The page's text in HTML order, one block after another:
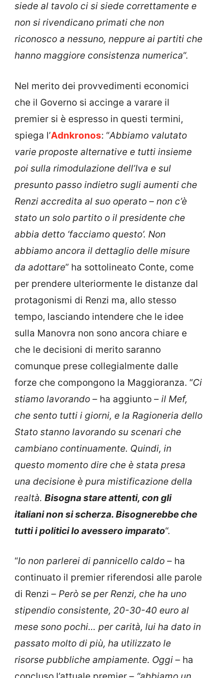
siede al tavolo ci si siede correttamente e
non si rivendicano primati che non
riconosco a nessuno, neppure ai partiti che
hanno maggiore consistenza numerica“.
Nel merito dei provvedimenti economici
che il Governo si accinge a varare il
premier si è espresso in questi termini,
spiega l’Adnkronos: “Abbiamo valutato
varie proposte alternative e tutti insieme
poi sulla rimodulazione dell’Iva e sul
presunto passo indietro sugli aumenti che
Renzi accredita al suo operato – non c’è
stato un solo partito o il presidente che
abbia detto ‘facciamo questo’. Non
abbiamo ancora il dettaglio delle misure
da adottare” ha sottolineato Conte, come
per prendere ulteriormente le distanze dal
protagonismi di Renzi ma, allo stesso
tempo, lasciando intendere che le idee
sulla Manovra non sono ancora chiare e
che le decisioni di merito saranno
comunque prese collegialmente dalle
forze che compongono la Maggioranza. “Ci
stiamo lavorando – ha aggiunto – il Mef,
che sento tutti i giorni, e la Ragioneria dello
Stato stanno lavorando su scenari che
cambiano continuamente. Quindi, in
questo momento dire che è stata presa
una decisione è pura mistificazione della
realtà. Bisogna stare attenti, con gli
italiani non si scherza. Bisognerebbe che
tutti i politici lo avessero imparato“.
“Io non parlerei di pannicello caldo – ha
continuato il premier riferendosi alle parole
di Renzi – Però se per Renzi, che ha uno
stipendio consistente, 20-30-40 euro al
mese sono pochi… per carità, lui ha dato in
passato molto di più, ha utilizzato le
risorse pubbliche ampiamente. Oggi – ha